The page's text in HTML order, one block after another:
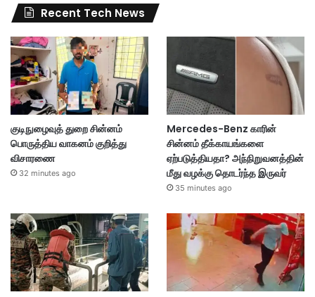
Recent Tech News
குடிநுழைவுத் துறை சின்னம்
பொருத்திய வாகனம் குறித்து
விசாரணை
32 minutes ago
Mercedes-Benz காரின்
சின்னம் தீக்காயங்களை
ஏற்படுத்தியதா? அந்நிறுவனத்தின்
மீது வழக்கு தொடர்ந்த இருவர்
35 minutes ago